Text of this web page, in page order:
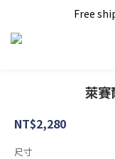
Free
萊賽
NT$2,280
尺寸